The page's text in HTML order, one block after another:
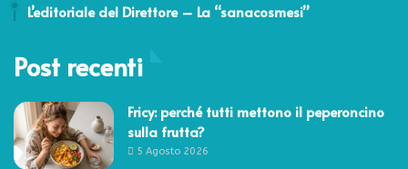
L’editoriale del Direttore – La “sanacosmesi”
Post recenti
Fricy: perché tutti mettono il peperoncino
sulla frutta?
5 Agosto 2026